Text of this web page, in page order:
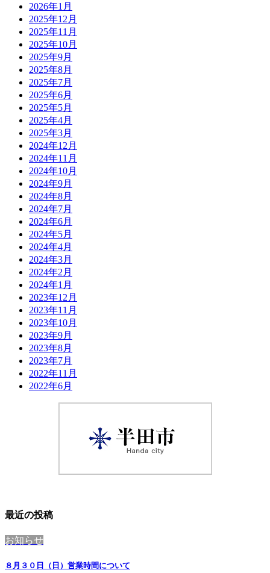
2026年1月
2025年12月
2025年11月
2025年10月
2025年9月
2025年8月
2025年7月
2025年6月
2025年5月
2025年4月
2025年3月
2024年12月
2024年11月
2024年10月
2024年9月
2024年8月
2024年7月
2024年6月
2024年5月
2024年4月
2024年3月
2024年2月
2024年1月
2023年12月
2023年11月
2023年10月
2023年9月
2023年8月
2023年7月
2022年11月
2022年6月
最近の投稿
お知らせ
８月３０日（日）営業時間について